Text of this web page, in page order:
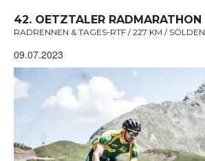
42. OETZTALER RADMARATHON
RADRENNEN & TAGES-RTF / 227 KM / SÖLDEN
09.07.2023